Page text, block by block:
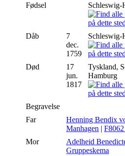
Fødsel Schleswig-
Dåb
7
dec.
1759
Schleswig-
Død
17
jun.
1817
Tyskland,
Hamburg
Begravelse
Far
Henning Bendix
Manhagen |
Mor
Adelheid
Gruppeskema